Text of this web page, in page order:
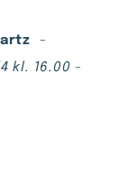
-
kl. 16.00 -